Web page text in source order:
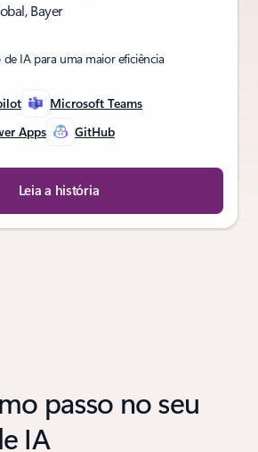
Bayer
de IA para uma maior eficiência
Microsoft Teams
Apps
GitHub
Leia a história
passo no seu
IA